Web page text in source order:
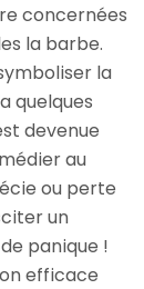
concernées
la barbe.
la
quelques
devenue
au
ou perte
un
panique !
efficace